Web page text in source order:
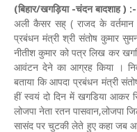
(बिहार/खगड़िया -चंदन बादशाह ) :-
अली कैसर सह् ( राजद के वर्तमान
प्रबंधन मंत्री श्री संतोष कुमार
नीतीश कुमार को पत्र लिख कर
आवंटन देने का आग्रह किया ।
बताया कि आपदा प्रबंधन मंत्री
हीं स्वयं दो दिन में खगडिया आकर
लोजपा नेता रतन पासवान,लोजपा
सासंद पर चुटकी लेते हुए कहा जब